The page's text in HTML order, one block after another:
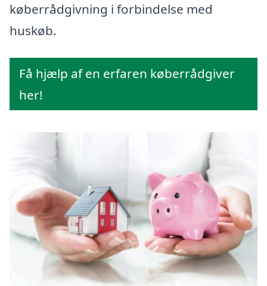
køberrådgivning i forbindelse med
huskøb.
Få hjælp af en erfaren køberrådgiver
her!